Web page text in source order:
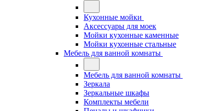
Кухонные мойки
Аксессуары для моек
Мойки кухонные каменные
Мойки кухонные стальные
Мебель для ванной комнаты
Мебель для ванной комнаты
Зеркала
Зеркальные шкафы
Комплекты мебели